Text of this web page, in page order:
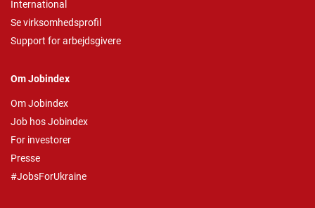
International
Se virksomhedsprofil
Support for arbejdsgivere
Om Jobindex
Om Jobindex
Job hos Jobindex
For investorer
Presse
#JobsForUkraine